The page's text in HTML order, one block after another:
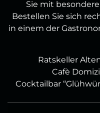
Sie mit
Bestellen Sie sich
in einem der
Ratskeller
Cafè
Cocktailbar